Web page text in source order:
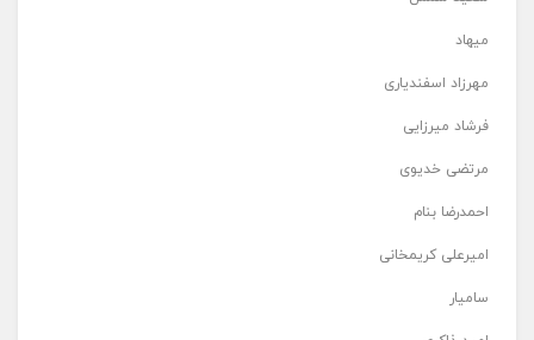
میهاد
مهرزاد اسفندیاری
فرشاد میرزایی
مرتضی خدیوی
احمدرضا بنام
امیرعلی کریمخانی
سامیار